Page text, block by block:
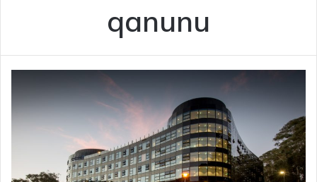
qanunu